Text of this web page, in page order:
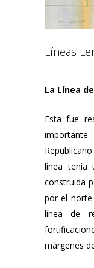
Líneas
La Línea
Esta fue
línea tenía
construida
por el norte
línea de
márgenes